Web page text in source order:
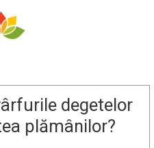
degetelor
plămânilor?